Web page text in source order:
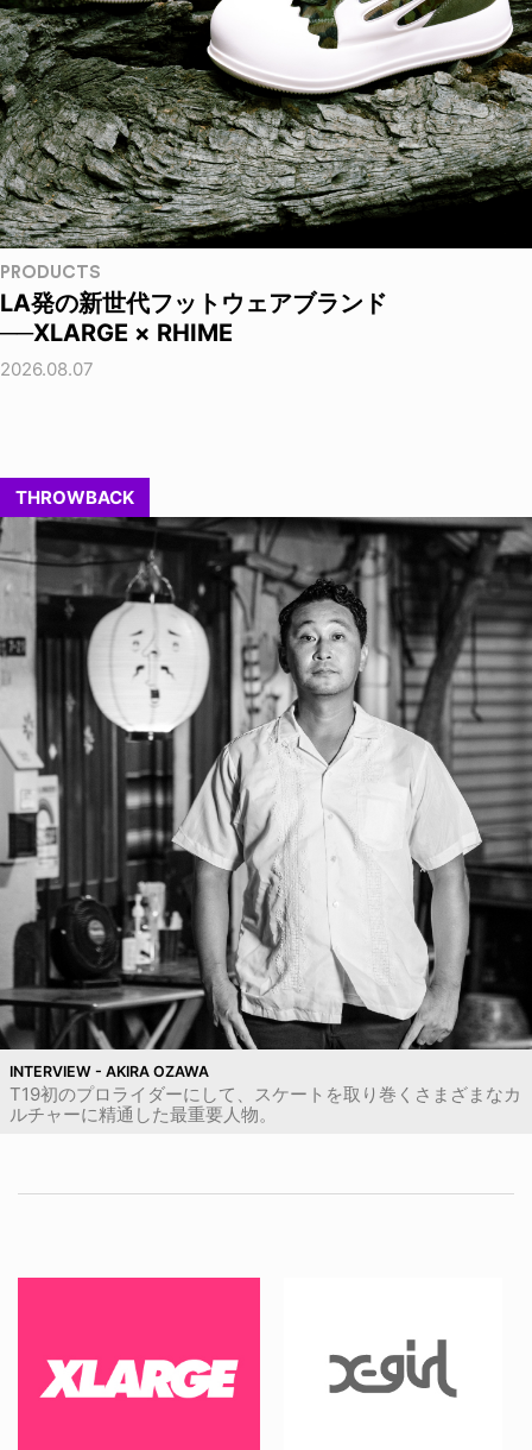
PRODUCTS
LA発の新世代フットウェアブランド
──XLARGE × RHIME
2026.08.07
THROWBACK
INTERVIEW - AKIRA OZAWA
T19初のプロライダーにして、スケートを取り巻くさまざまなカ
ルチャーに精通した最重要人物。